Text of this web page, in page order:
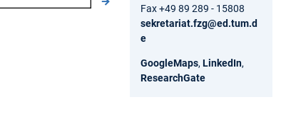
Fax +49 89 289 - 15808
sekretariat.fzg@ed.tum.d
e
GoogleMaps, LinkedIn,
ResearchGate